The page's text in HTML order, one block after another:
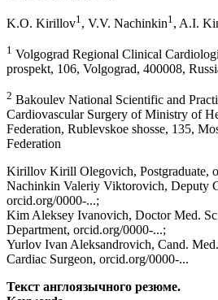
K.O. Kirillov1 , V.V. Nachinkin1 , A.I.
1 Volgograd Regional Clinical
prospekt, 106, Volgograd, 400008,
2 Bakoulev National Scientific and
Cardiovascular Surgery of Ministry of
Federation, Rublevskoe shosse, 135,
Federation
Kirillov Kirill Olegovich, Postgraduate,
Nachinkin Valeriy Viktorovich, Deputy
orcid.org/0000-...;
Kim Aleksey Ivanovich, Doctor Med.
Department, orcid.org/0000-...;
Yurlov Ivan Aleksandrovich, Cand.
Cardiac Surgeon, orcid.org/0000-...
Текст англоязычного резюме.